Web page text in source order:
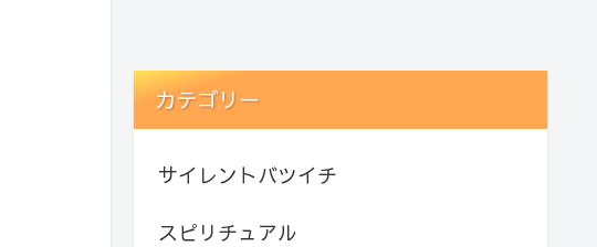
カテゴリー
サイレントバツイチ
スピリチュアル